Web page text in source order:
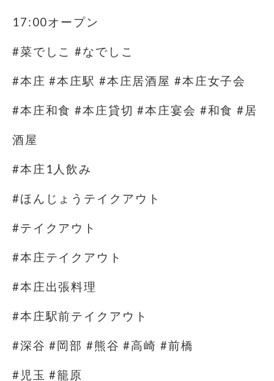
17:00オープン
#菜でしこ #なでしこ
#本庄 #本庄駅 #本庄居酒屋 #本庄女子会
#本庄和食 #本庄貸切 #本庄宴会 #和食 #居
酒屋
#本庄1人飲み
#ほんじょうテイクアウト
#テイクアウト
#本庄テイクアウト
#本庄出張料理
#本庄駅前テイクアウト
#深谷 #岡部 #熊谷 #高崎 #前橋
#児玉 #籠原